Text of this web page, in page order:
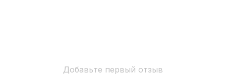
Добавьте первый отзыв